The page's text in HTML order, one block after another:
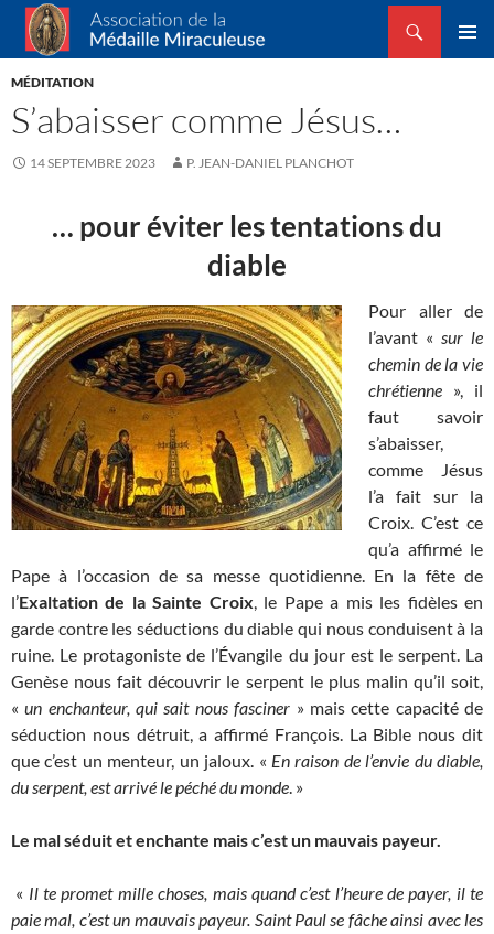
Association de la Médaille Miraculeuse
Recherche
ALLER
AU
MÉDITATION
S’abaisser comme Jésus…
14 SEPTEMBRE 2023 P. JEAN-DANIEL PLANCHOT
… pour éviter les tentations du
diable
Pour aller de
l’avant « sur le
chemin de la vie
chrétienne », il
faut savoir
s’abaisser,
comme Jésus
l’a fait sur la
Croix. C’est ce
qu’a affirmé le
Pape à l’occasion de sa messe quotidienne. En la fête de
l’Exaltation de la Sainte Croix, le Pape a mis les fidèles en
garde contre les séductions du diable qui nous conduisent à la
ruine. Le protagoniste de l’Évangile du jour est le serpent. La
Genèse nous fait découvrir le serpent le plus malin qu’il soit,
« un enchanteur, qui sait nous fasciner » mais cette capacité de
séduction nous détruit, a affirmé François. La Bible nous dit
que c’est un menteur, un jaloux. « En raison de l’envie du diable,
du serpent, est arrivé le péché du monde. »
Le mal séduit et enchante mais c’est un mauvais payeur.
« Il te promet mille choses, mais quand c’est l’heure de payer, il te
paie mal, c’est un mauvais payeur. Saint Paul se fâche ainsi avec les